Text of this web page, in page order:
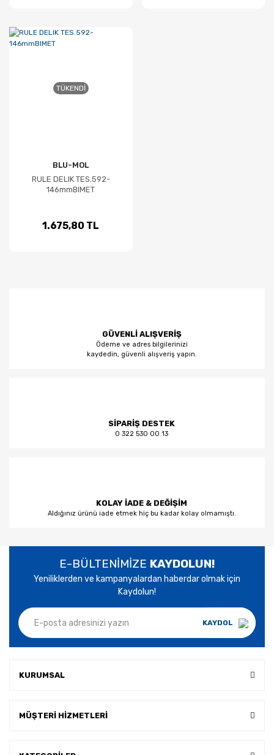
TÜKENDI
BLU-MOL
RULE DELIK TES.592-
146mmBIMET
1.675,80 TL
GÜVENLİ ALIŞVERİŞ
Ödeme ve adres bilgilerinizi
kaydedin, güvenli alışveriş yapın.
SİPARİŞ DESTEK
0 322 530 00 13
KOLAY İADE & DEĞİŞİM
Aldığınız ürünü iade etmek hiç bu kadar kolay olmamıştı.
E-BÜLTENİMİZE KAYDOLUN!
Yeniliklerden ve kampanyalardan haberdar olmak için
Kaydolun!
KAYDOL
KURUMSAL
MÜŞTERİ HİZMETLERİ